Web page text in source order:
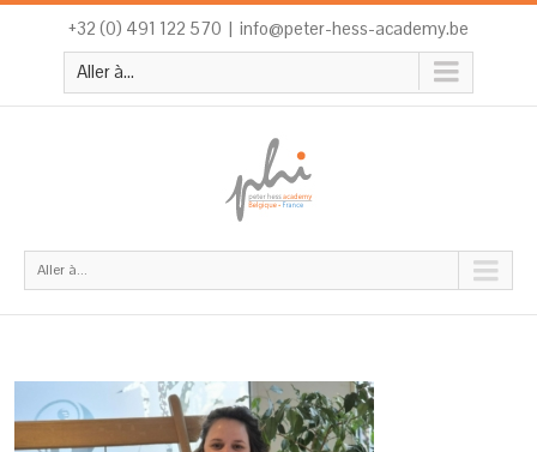
+32 (0) 491 122 570 | info@peter-hess-academy.be
Aller à...
Aller à...